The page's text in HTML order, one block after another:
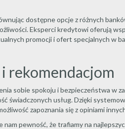
dostępne opcje z różnych
Eksperci kredytowi oferują
promocji i ofert specjalnych w
rekomendacjom
sobie spokoju i bezpieczeństwa w
świadczonych usług. Dzięki
zapoznania się z opiniami
pewność, że trafiamy na